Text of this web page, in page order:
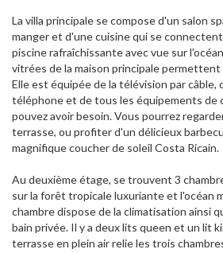
La villa principale se compose d'un salon
manger et d'une cuisine qui se
piscine rafraîchissante avec vue sur
vitrées de la maison principale
Elle est équipée de la télévision par
téléphone et de tous les équipements de
pouvez avoir besoin. Vous pourrez
terrasse, ou profiter d'un délicieux
magnifique coucher de soleil Costa Ricain.
Au deuxième étage, se trouvent 3
sur la forêt tropicale luxuriante et l'océan
chambre dispose de la climatisation ainsi
bain privée. Il y a deux lits queen et un lit
terrasse en plein air relie les trois